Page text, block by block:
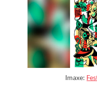
Imaxe: